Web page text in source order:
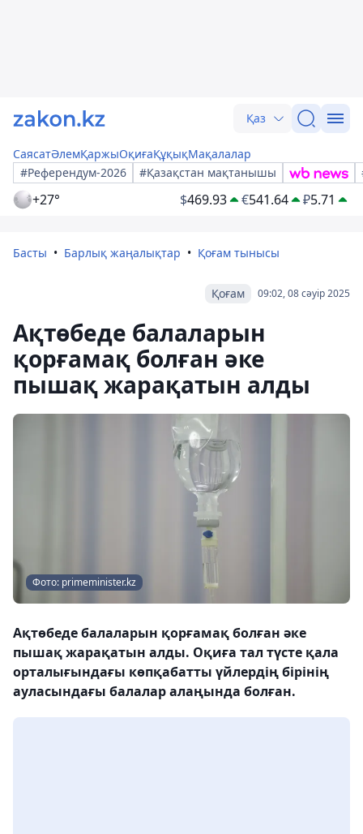
Қаз
СаясатӘлемҚаржыОқиғаҚұқықМақалалар
#Референдум-2026
#Қазақстан мақтанышы
+27° $469.93 €541.64 ₽5.71
Басты Барлық жаңалықтар Қоғам тынысы
09:02, 08 сәуір 2025
Қоғам
Ақтөбеде балаларын
қорғамақ болған әке
пышақ жарақатын алды
Фото: primeminister.kz
Ақтөбеде балаларын қорғамақ болған әке
пышақ жарақатын алды. Оқиға тал түсте қала
орталығындағы көпқабатты үйлердің бірінің
ауласындағы балалар алаңында болған.